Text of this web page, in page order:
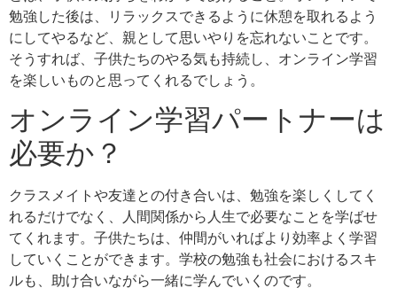
勉強した後は、リラックスできるように休憩を取れるよう
にしてやるなど、親として思いやりを忘れないことです。
そうすれば、子供たちのやる気も持続し、オンライン学習
を楽しいものと思ってくれるでしょう。
オンライン学習パートナーは
必要か？
クラスメイトや友達との付き合いは、勉強を楽しくしてく
れるだけでなく、人間関係から人生で必要なことを学ばせ
てくれます。子供たちは、仲間がいればより効率よく学習
していくことができます。学校の勉強も社会におけるスキ
ルも、助け合いながら一緒に学んでいくのです。